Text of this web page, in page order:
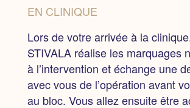
EN CLINIQUE
Lors de votre arrivée à la
STIVALA réalise les marquages
à l’intervention et échange une
avec vous de l’opération avant
au bloc. Vous allez ensuite être